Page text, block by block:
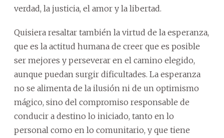
verdad, la justicia, el amor y la libertad.
Quisiera resaltar también la virtud de la esperanza,
que es la actitud humana de creer que es posible
ser mejores y perseverar en el camino elegido,
aunque puedan surgir dificultades. La esperanza
no se alimenta de la ilusión ni de un optimismo
mágico, sino del compromiso responsable de
conducir a destino lo iniciado, tanto en lo
personal como en lo comunitario, y que tiene